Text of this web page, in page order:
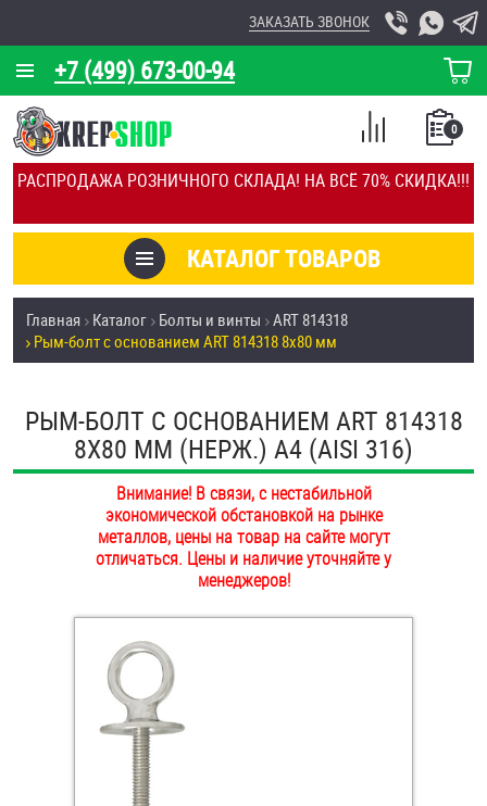
РАСПРОДАЖА РОЗНИЧНОГО СКЛАДА! НА ВСЁ 70% СКИДКА!!!
+7 (499) 673-00-94
ЗАКАЗАТЬ ЗВОНОК
КОРЗИНА
О КОМПАНИИ
КАЛЬКУЛЯТОР
ОТЗЫВЫ
УСЛУГИ
СКИДКИ
ОПТ
ПОКУПАТЕЛЯМ
ОПЛАТА И ДОСТАВКА
НАШИ МАГАЗИНЫ
КАТАЛОГ ТОВАРОВ
0
СПИСОК
СРАВНЕНИЕ
Товары со скидкой
Анкеры
Антивандальный крепёж, инструмент
Болты и винты
Втулки
Дюймовый крепёж
Заклепки (Гайки-Заклепки)
Главная Каталог Болты и винты ART 814318
Рым-болт с основанием ART 814318 8х80 мм
РЫМ-БОЛТ С ОСНОВАНИЕМ ART 814318
8Х80 ММ (НЕРЖ.) A4 (AISI 316)
Внимание! В связи, с нестабильной
экономической обстановкой на рынке
металлов, цены на товар на сайте могут
отличаться. Цены и наличие уточняйте у
менеджеров!